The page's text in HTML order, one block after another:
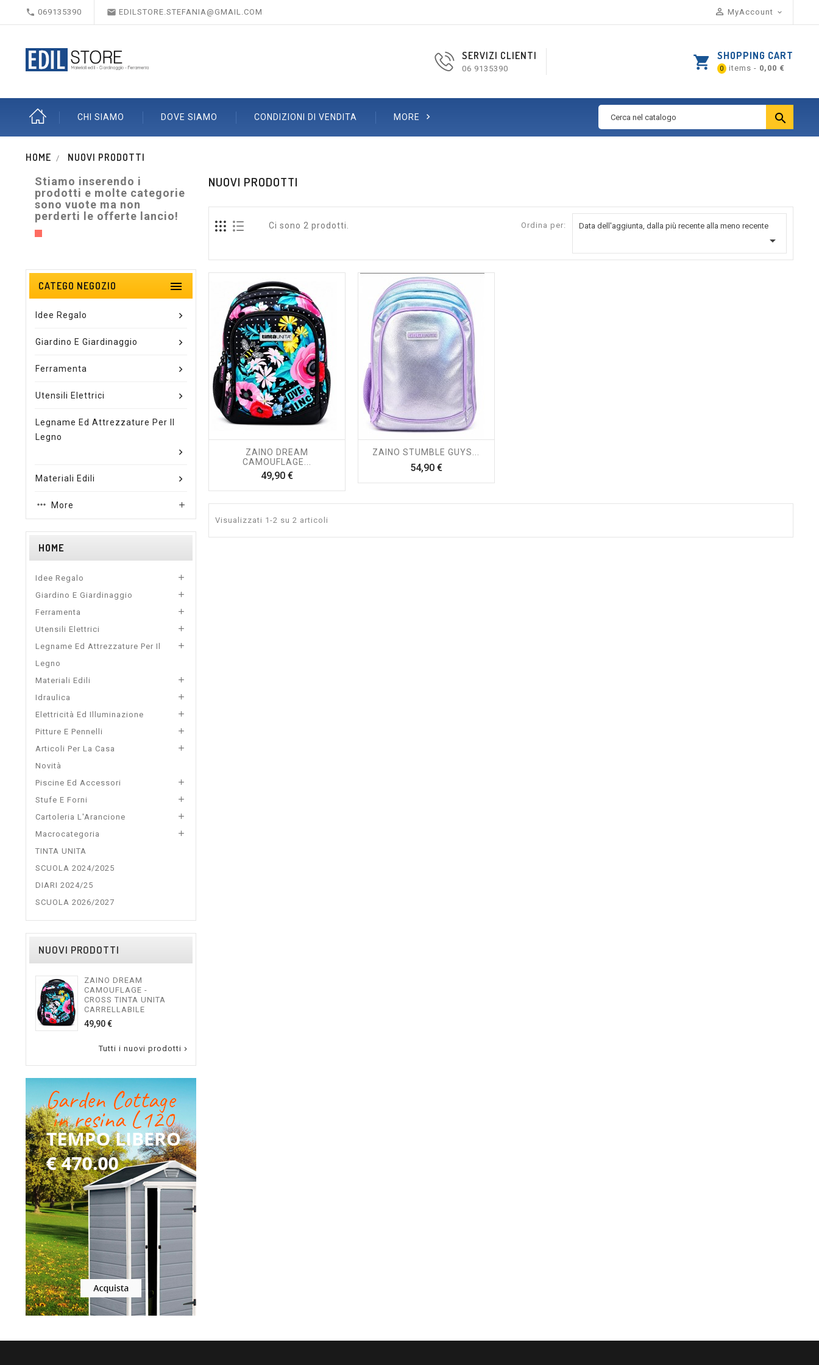
 069135390  EDILSTORE.STEFANIA@GMAIL.COM  MyAccount 
shopping_cart SHOPPING CART
0 items - 0,00 €
SERVIZI CLIENTI
06 9135390
CHI SIAMO DOVE SIAMO CONDIZIONI DI VENDITA MORE  
HOME NUOVI PRODOTTI
Stiamo inserendo i
prodotti e molte categorie
sono vuote ma non
perderti le offerte lancio!
CATEGO NEGOZIO 
Idee Regalo
Giardino E Giardinaggio
Ferramenta
Utensili Elettrici
Legname Ed Attrezzature Per Il
Legno
Materiali Edili
More 
HOME
Idee Regalo

Giardino E Giardinaggio

Ferramenta

Utensili Elettrici

Legname Ed Attrezzature Per Il
Legno

Materiali Edili

Idraulica

Elettricità Ed Illuminazione

Pitture E Pennelli

Articoli Per La Casa

Novità
Piscine Ed Accessori

Stufe E Forni

Cartoleria L'Arancione

Macrocategoria

TINTA UNITA
SCUOLA 2024/2025
DIARI 2024/25
SCUOLA 2026/2027
NUOVI PRODOTTI
ZAINO DREAM
CAMOUFLAGE -
CROSS TINTA UNITA
CARRELLABILE
49,90 €Prezzo
Tutti i nuovi prodotti 
NUOVI PRODOTTI
Ci sono 2 prodotti. Ordina per: Data dell'aggiunta, dalla più recente alla meno recente

ZAINO DREAM
CAMOUFLAGE...
49,90 €Prezzo
ZAINO STUMBLE GUYS...
54,90 €Prezzo
Visualizzati 1-2 su 2 articoli